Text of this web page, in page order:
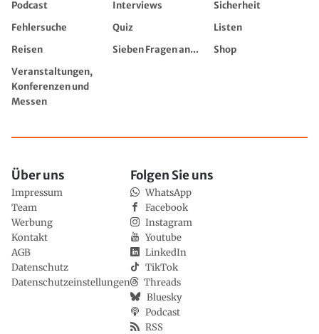
Podcast
Interviews
Sicherheit
Fehlersuche
Quiz
Listen
Reisen
Sieben Fragen an...
Shop
Veranstaltungen,
Konferenzen und
Messen
Über uns
Impressum
Team
Werbung
Kontakt
AGB
Datenschutz
Datenschutzeinstellungen
Folgen Sie uns
WhatsApp
Facebook
Instagram
Youtube
LinkedIn
TikTok
Threads
Bluesky
Podcast
RSS